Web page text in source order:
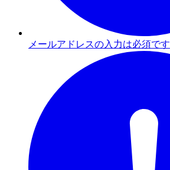
メールアドレスの入力は必須です